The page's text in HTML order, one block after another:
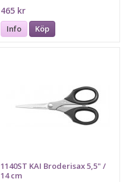
465 kr
Info Köp
1140ST KAI Broderisax 5,5" /
14 cm